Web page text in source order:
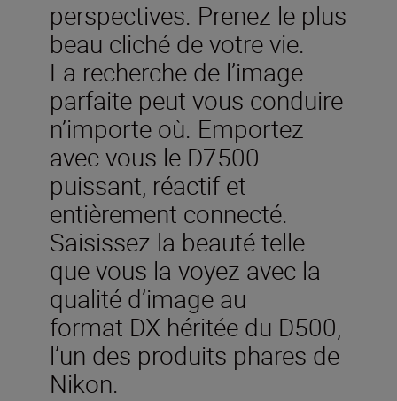
perspectives. Prenez le plus
beau cliché de votre vie.
La recherche de l’image
parfaite peut vous conduire
n’importe où. Emportez
avec vous le D7500
puissant, réactif et
entièrement connecté.
Saisissez la beauté telle
que vous la voyez avec la
qualité d’image au
format DX héritée du D500,
l’un des produits phares de
Nikon.